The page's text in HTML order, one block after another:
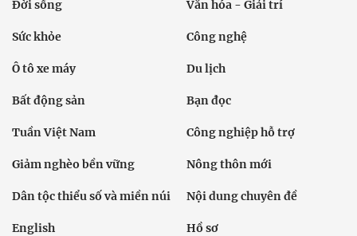
Đời sống Văn hóa - Giải trí
Sức khỏe Công nghệ
Ô tô xe máy Du lịch
Bất động sản Bạn đọc
Tuần Việt Nam Công nghiệp hỗ trợ
Giảm nghèo bền vững Nông thôn mới
Dân tộc thiểu số và miền núi Nội dung chuyên đề
English Hồ sơ